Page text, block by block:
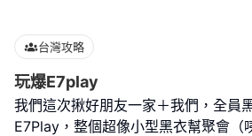
台灣攻略
玩爆E7play
我們這次揪好朋友一家＋我們，全員
E7Play，整個超像小型黑衣幫聚會（